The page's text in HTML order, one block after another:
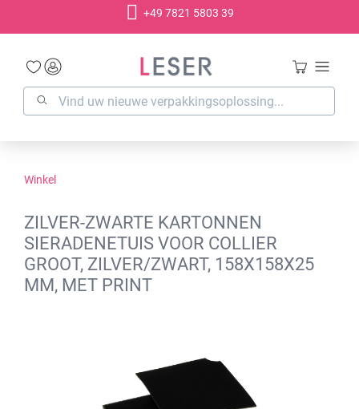
+49 7821 5803 39
Winkel
ZILVER-ZWARTE KARTONNEN
SIERADENETUIS VOOR COLLIER
GROOT, ZILVER/ZWART, 158X158X25
MM, MET PRINT